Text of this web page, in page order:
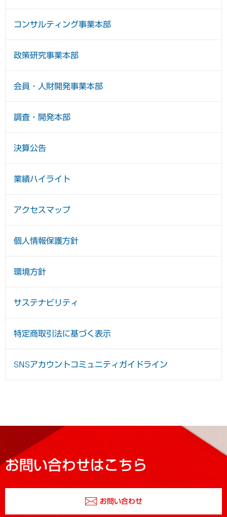
コンサルティング事業本部
政策研究事業本部
会員・人財開発事業本部
調査・開発本部
決算公告
業績ハイライト
アクセスマップ
個人情報保護方針
環境方針
サステナビリティ
特定商取引法に基づく表示
SNSアカウントコミュニティガイドライン
お問い合わせはこちら
お問い合わせ